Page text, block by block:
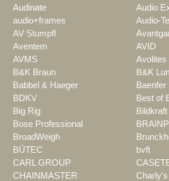
Audinate Audio
audio+frames Audio-
AV Stumpfl
Aventem AVID
AVMS Avolites
B&K Braun B&K
Babbel & Haeger Baenfer
BDKV Best of
Big Rig Bildkraft
Bose Professional
BroadWeigh
BÜTEC bvft
CARL GROUP
CHAINMASTER